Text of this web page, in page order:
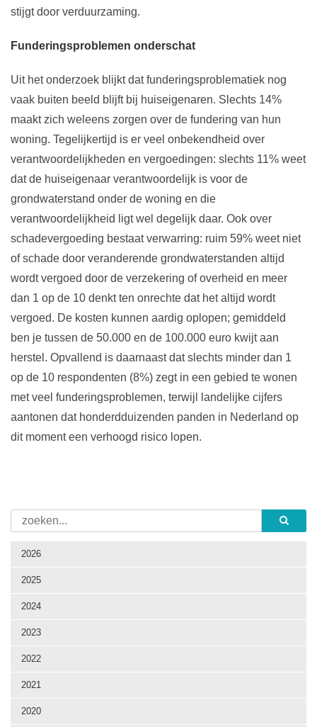
2026
2025
2024
2023
2022
2021
2020
stijgt door verduurzaming.
Funderingsproblemen onderschat
Uit het onderzoek blijkt dat funderingsproblematiek nog
vaak buiten beeld blijft bij huiseigenaren. Slechts 14%
maakt zich weleens zorgen over de fundering van hun
woning. Tegelijkertijd is er veel onbekendheid over
verantwoordelijkheden en vergoedingen: slechts 11% weet
dat de huiseigenaar verantwoordelijk is voor de
grondwaterstand onder de woning en die
verantwoordelijkheid ligt wel degelijk daar. Ook over
schadevergoeding bestaat verwarring: ruim 59% weet niet
of schade door veranderende grondwaterstanden altijd
wordt vergoed door de verzekering of overheid en meer
dan 1 op de 10 denkt ten onrechte dat het altijd wordt
vergoed. De kosten kunnen aardig oplopen; gemiddeld
ben je tussen de 50.000 en de 100.000 euro kwijt aan
herstel. Opvallend is daarnaast dat slechts minder dan 1
op de 10 respondenten (8%) zegt in een gebied te wonen
met veel funderingsproblemen, terwijl landelijke cijfers
aantonen dat honderdduizenden panden in Nederland op
dit moment een verhoogd risico lopen.